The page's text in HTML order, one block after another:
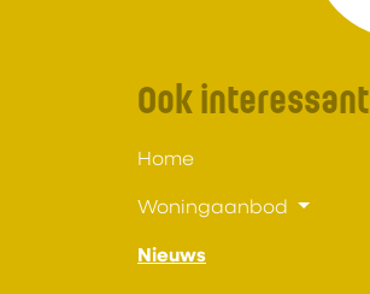
Ook interessant
Home
Woningaanbod
Nieuws